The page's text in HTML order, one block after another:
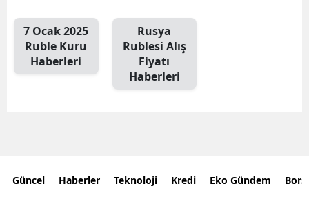
7 Ocak 2025
Ruble Kuru
Haberleri
Rusya
Rublesi Alış
Fiyatı
Haberleri
Güncel Haberler Teknoloji Kredi Eko Gündem